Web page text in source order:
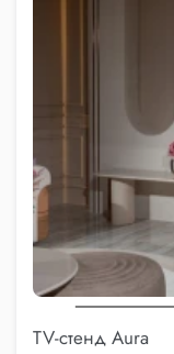
TV-стенд Aura